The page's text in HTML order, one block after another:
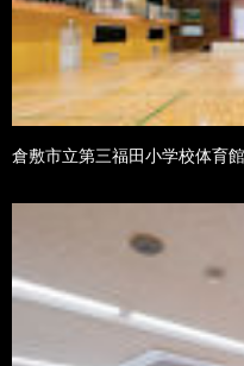
倉敷市立第三福田小学校体育